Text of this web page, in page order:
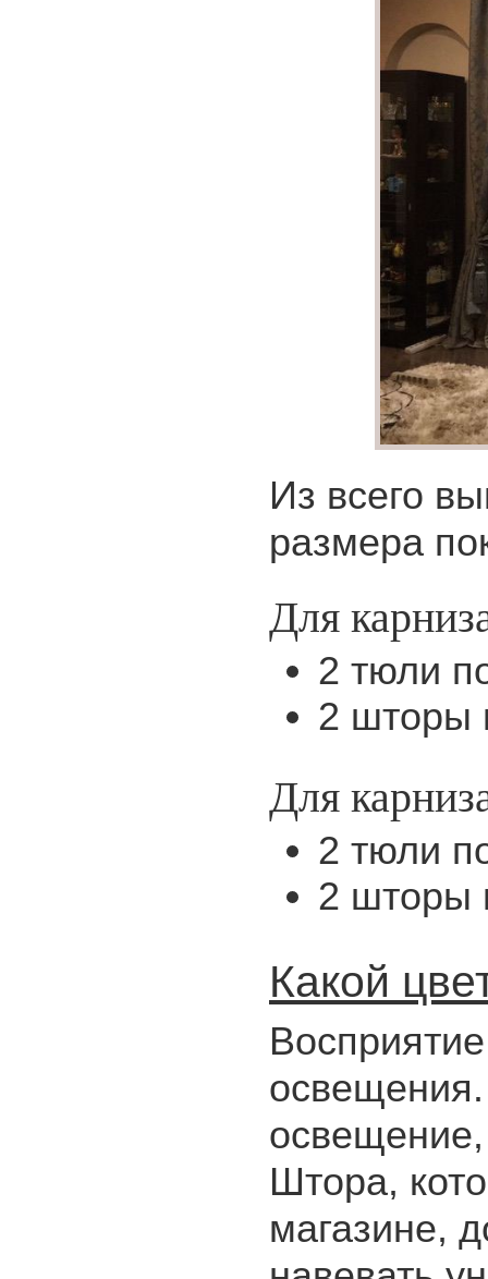
Из всего
размера
Для
2 тюли
2 шторы
Для
2 тюли
2 шторы
Какой
Штора,
магазине,